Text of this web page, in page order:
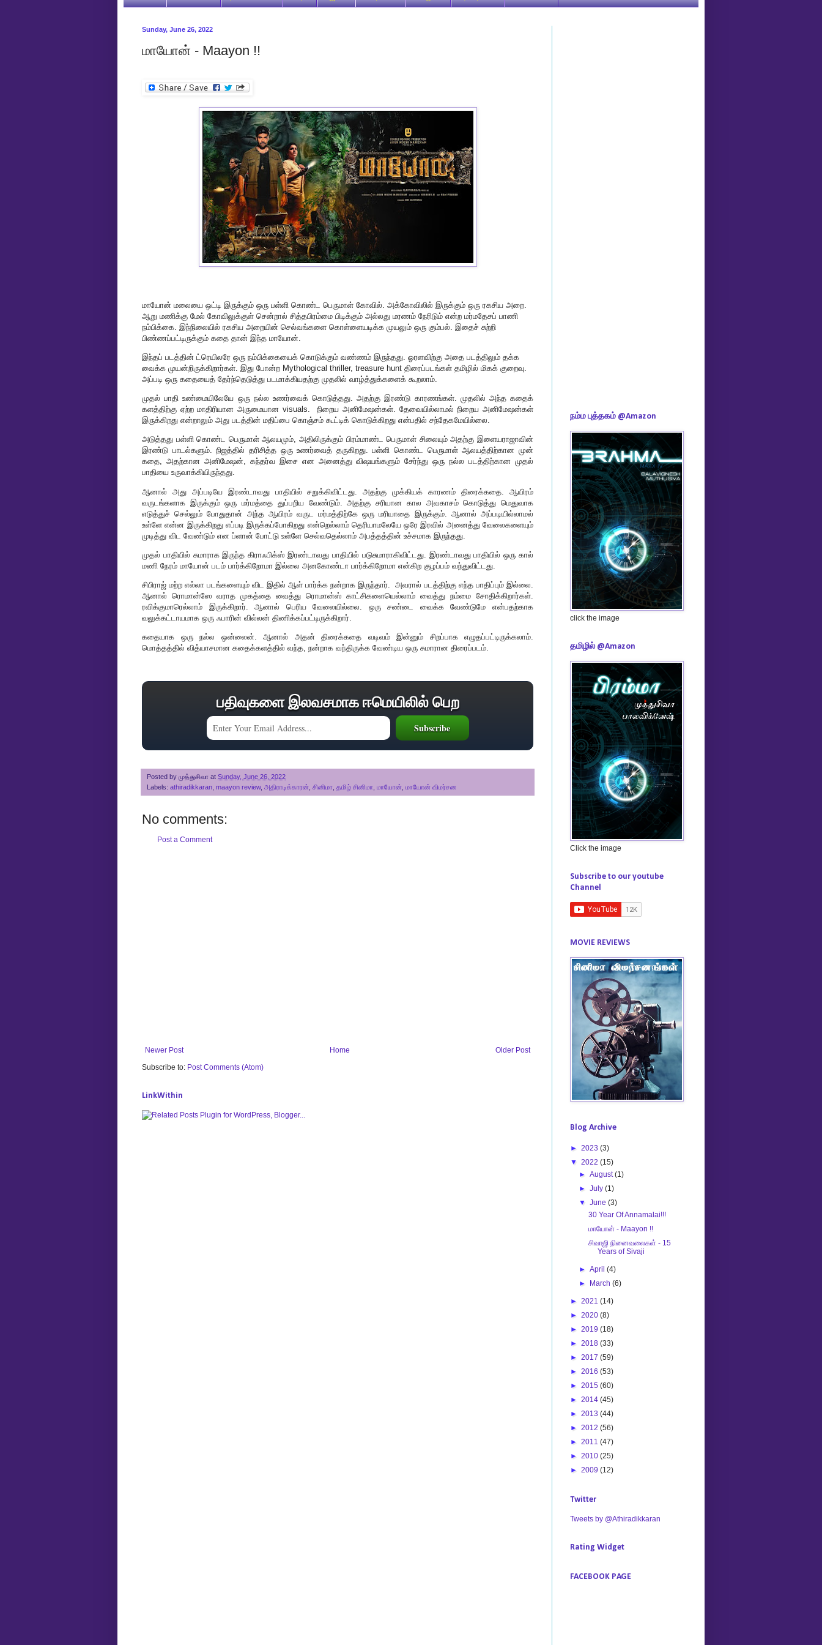
Sunday, June 26, 2022
மாயோன் - Maayon !!
மாயோன் மலையை ஒட்டி இருக்கும் ஒரு பள்ளி கொண்ட பெருமாள் கோவில். அக்கோவிலில் இருக்கும் ஒரு ரகசிய அறை.
ஆறு மணிக்கு மேல் கோவிலுக்குள் சென்றால் சித்தபிரம்மை பிடிக்கும் அல்லது மரணம் நேரிடும் என்ற மர்மதேசப் பாணி
நம்பிக்கை. இந்நிலையில் ரகசிய அறையின் செல்வங்களை கொள்ளையடிக்க முயலும் ஒரு கும்பல். இதைச் சுற்றி
பிண்ணப்பட்டிருக்கும் கதை தான் இந்த மாயோன்.
இந்தப் படத்தின் ட்ரெயிலரே ஒரு நம்பிக்கையைக் கொடுக்கும் வண்ணம் இருந்தது. ஓரளவிற்கு அதை படத்திலும் தக்க
வைக்க முயன்றிருக்கிறார்கள். இது போன்ற Mythological thriller, treasure hunt திரைப்படங்கள் தமிழில் மிகக் குறைவு.
அப்படி ஒரு கதையைத் தேர்ந்தெடுத்து படமாக்கியதற்கு முதலில் வாழ்த்துக்களைக் கூறலாம்.
முதல் பாதி உண்மையிலேயே ஒரு நல்ல உணர்வைக் கொடுத்தது. அதற்கு இரண்டு காரணங்கள். முதலில் அந்த கதைக்
களத்திற்கு ஏற்ற மாதிரியான அருமையான visuals. நிறைய அனிமேஷன்கள். தேவையில்லாமல் நிறைய அனிமேஷன்கள்
இருக்கிறது என்றாலும் அது படத்தின் மதிப்பை கொஞ்சம் கூட்டிக் கொடுக்கிறது என்பதில் சந்தேகமேயில்லை.
அடுத்தது பள்ளி கொண்ட பெருமாள் ஆலயமும், அதிலிருக்கும் பிரம்மாண்ட பெருமாள் சிலையும் அதற்கு இளையராஜாவின்
இரண்டு பாடல்களும். நிஜத்தில் தரிசித்த ஒரு உணர்வைத் தருகிறது. பள்ளி கொண்ட பெருமாள் ஆலயத்திற்கான முன்
கதை, அதற்கான அனிமேஷன், கந்தர்வ இசை என அனைத்து விஷயங்களும் சேர்ந்து ஒரு நல்ல படத்திற்கான முதல்
பாதியை உருவாக்கியிருந்தது.
ஆனால் அது அப்படியே இரண்டாவது பாதியில் சறுக்கிவிட்டது. அதற்கு முக்கியக் காரணம் திரைக்கதை. ஆயிரம்
வருடங்களாக இருக்கும் ஒரு மர்மத்தை துப்பறிய வேண்டும். அதற்கு சரியான கால அவகாசம் கொடுத்து மெதுவாக
எடுத்துச் செல்லும் போதுதான் அந்த ஆயிரம் வருட மர்மத்திற்கே ஒரு மரியாதை இருக்கும். ஆனால் அப்படியில்லாமல்
உள்ளே என்ன இருக்கிறது எப்படி இருக்கப்போகிறது என்றெல்லாம் தெரியாமலேயே ஒரே இரவில் அனைத்து வேலைகளையும்
முடித்து விட வேண்டும் என ப்ளான் போட்டு உள்ளே செல்வதெல்லாம் அபத்தத்தின் உச்சமாக இருந்தது.
முதல் பாதியில் சுமாராக இருந்த கிராஃபிக்ஸ் இரண்டாவது பாதியில் படுசுமாராகிவிட்டது. இரண்டாவது பாதியில் ஒரு கால்
மணி நேரம் மாயோன் படம் பார்க்கிறோமா இல்லை அனகோண்டா பார்க்கிறோமா என்கிற குழப்பம் வந்துவிட்டது.
சிபிராஜ் மற்ற எல்லா படங்களையும் விட இதில் ஆள் பார்க்க நன்றாக இருந்தார். அவரால் படத்திற்கு எந்த பாதிப்பும் இல்லை.
ஆனால் ரொமான்ஸே வராத முகத்தை வைத்து ரொமான்ஸ் காட்சிகளையெல்லாம் வைத்து நம்மை சோதிக்கிறார்கள்.
ரவிக்குமாரெல்லாம் இருக்கிறார். ஆனால் பெரிய வேலையில்லை. ஒரு சண்டை வைக்க வேண்டுமே என்பதற்காக
வலுக்கட்டாயமாக ஒரு ஃபாரின் வில்லன் திணிக்கப்பட்டிருக்கிறார்.
கதையாக ஒரு நல்ல ஒன்லைன். ஆனால் அதன் திரைக்கதை வடிவம் இன்னும் சிறப்பாக எழுதப்பட்டிருக்கலாம்.
மொத்தத்தில் வித்யாசமான கதைக்களத்தில் வந்த, நன்றாக வந்திருக்க வேண்டிய ஒரு சுமாரான திரைப்படம்.
பதிவுகளை இலவசமாக ஈமெயிலில் பெற
Posted by முத்துசிவா at Sunday, June 26, 2022
Labels: athiradikkaran maayon review, அதிராடிக்காரன் சினிமா தமிழ் சினிமா மாயோன் மாயோன் விமர்சன
No comments:
Post a Comment
Newer Post Older Post
Home
Subscribe to: Post Comments (Atom)
LinkWithin
நம்ம புத்தகம் @Amazon
click the image
தமிழில் @Amazon
Click the image
Subscribe to our youtube
Channel
MOVIE REVIEWS
Blog Archive
► 2023 (3)
▼ 2022 (15)
►August(1)
►July(1)
▼June(3)
30 Year Of Annamalai!!!
மாயோன் - Maayon !!
சிவாஜி நினைவலைகள் - 15
Years of Sivaji
►April(4)
► March(6)
► 2021 (14)
► 2020 (8)
► 2019 (18)
► 2018 (33)
► 2017 (59)
► 2016 (53)
► 2015 (60)
► 2014 (45)
► 2013 (44)
► 2012 (56)
► 2011 (47)
► 2010 (25)
► 2009 (12)
Twitter
Tweets by @Athiradikkaran
Rating Widget
FACEBOOK PAGE